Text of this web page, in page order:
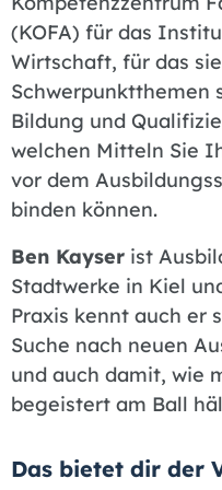
(KOFA) für das
Wirtschaft, für das
Schwerpunktthemen
Bildung und
welchen Mitteln Sie
vor dem
binden können.
Ben Kayser ist
Stadtwerke in Kiel
Praxis kennt auch er
Suche nach neuen
und auch damit, wie
begeistert am Ball
Das bietet dir der